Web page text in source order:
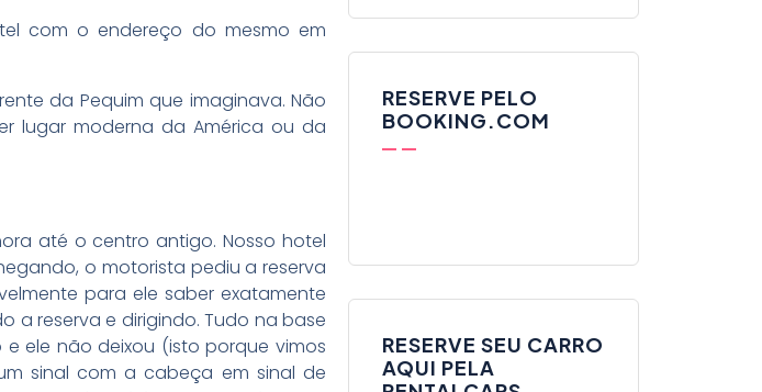
com o endereço do mesmo em
da Pequim que imaginava. Não
lugar moderna da América ou da
até o centro antigo. Nosso hotel
o motorista pediu a reserva
para ele saber exatamente
a reserva e dirigindo. Tudo na base
ele não deixou (isto porque vimos
sinal com a cabeça em sinal de
RESERVE PELO
BOOKING.COM
RESERVE SEU CARRO
AQUI PELA